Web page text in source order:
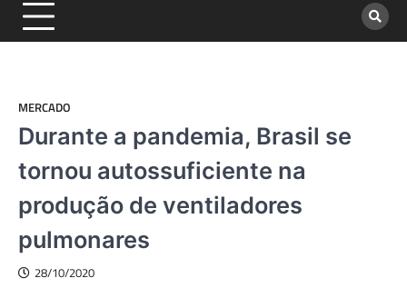
MERCADO
Durante a pandemia, Brasil se
tornou autossuficiente na
produção de ventiladores
pulmonares
28/10/2020